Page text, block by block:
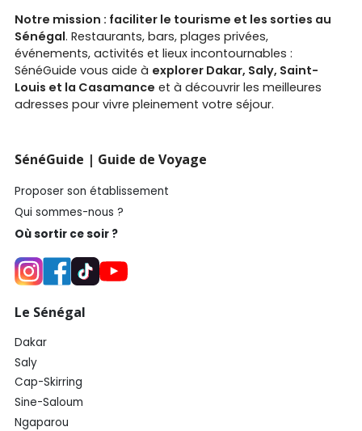
Notre mission : faciliter le tourisme et les sorties au
Sénégal. Restaurants, bars, plages privées,
événements, activités et lieux incontournables :
SénéGuide vous aide à explorer Dakar, Saly, Saint-
Louis et la Casamance et à découvrir les meilleures
adresses pour vivre pleinement votre séjour.
SénéGuide | Guide de Voyage
Proposer son établissement
Qui sommes-nous ?
Où sortir ce soir ?
Le Sénégal
Dakar
Saly
Cap-Skirring
Sine-Saloum
Ngaparou